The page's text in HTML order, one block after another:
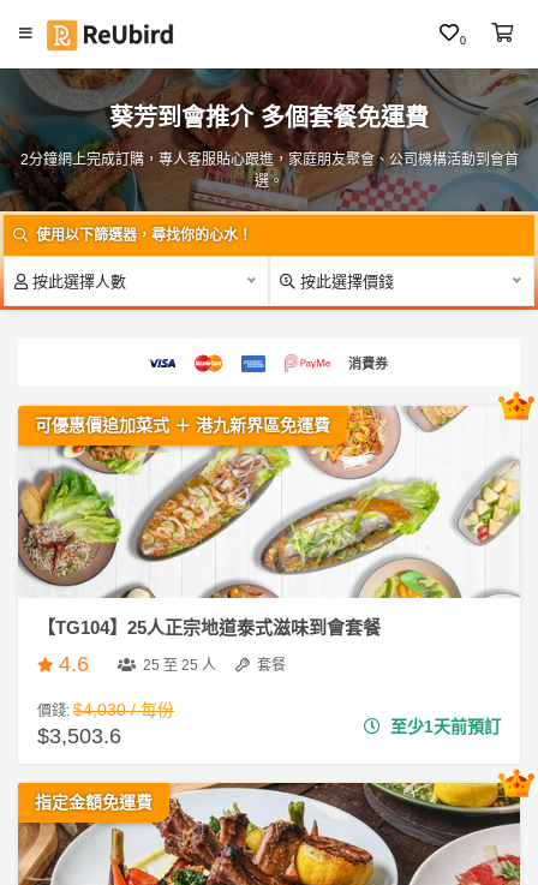
0
繁
中
E
N
F
A
Q
服
P
a
r
動
類
#
誕
到
會
#
大
食
會
到
會
#
P
ar
ty
派
對
會
生
會
#
婚
葵芳到會推介 多個套餐免運費
2分鐘網上完成訂購，專人客服貼心跟進，家庭朋友聚會、公司機構活動到會首
選。
使用以下篩選器，尋找你的心水！
按此選擇人數 按此選擇價錢
消費券
可優惠價追加菜式 ＋ 港九新界區免運費
【TG104】25人正宗地道泰式滋味到會套餐
4.6 25 至 25 人 套餐
價錢: $4,030 / 每份
$3,503.6 至少1天前預訂
指定金額免運費